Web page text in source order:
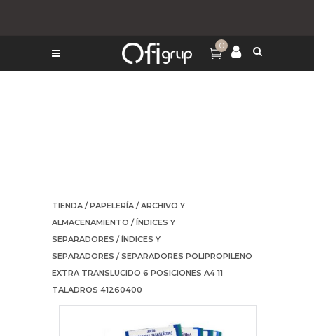
0
TIENDA /PAPELERÍA /ARCHIVO Y
ALMACENAMIENTO /ÍNDICES Y
SEPARADORES /ÍNDICES Y
SEPARADORES / SEPARADORES POLIPROPILENO
EXTRA TRANSLUCIDO 6 POSICIONES A4 11
TALADROS 41260400